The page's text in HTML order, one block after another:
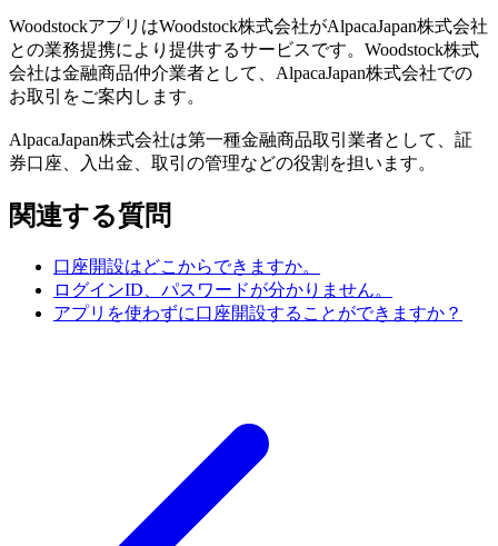
WoodstockアプリはWoodstock株式会社がAlpacaJapan株式会社
との業務提携により提供するサービスです。Woodstock株式
会社は金融商品仲介業者として、AlpacaJapan株式会社での
お取引をご案内します。
AlpacaJapan株式会社は第一種金融商品取引業者として、証
券口座、入出金、取引の管理などの役割を担います。
関連する質問
口座開設はどこからできますか。
ログインID、パスワードが分かりません。
アプリを使わずに口座開設することができますか？